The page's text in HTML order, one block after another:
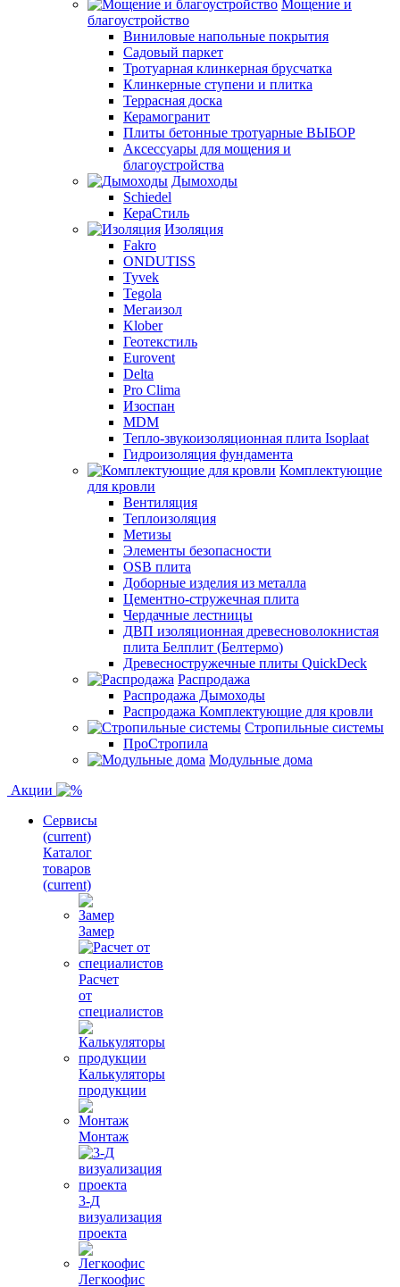
Мощение и
благоустройство
Виниловые напольные покрытия
Садовый паркет
Тротуарная клинкерная брусчатка
Клинкерные ступени и плитка
Террасная доска
Керамогранит
Плиты бетонные тротуарные ВЫБОР
Аксессуары для мощения и
благоустройства
Дымоходы
Schiedel
КераСтиль
Изоляция
Fakro
ONDUTISS
Tyvek
Tegola
Мегаизол
Klober
Геотекстиль
Eurovent
Delta
Pro Clima
Изоспан
MDM
Тепло-звукоизоляционная плита Isoplaat
Гидроизоляция фундамента
Комплектующие
для кровли
Вентиляция
Теплоизоляция
Метизы
Элементы безопасности
OSB плита
Доборные изделия из металла
Цементно-стружечная плита
Чердачные лестницы
ДВП изоляционная древесноволокнистая
плита Белплит (Белтермо)
Древесностружечные плиты QuickDeck
Распродажа
Распродажа Дымоходы
Распродажа Комплектующие для кровли
Стропильные системы
ПроСтропила
Модульные дома
Акции
Сервисы
(current)
Каталог
товаров
(current)
Замер
Расчет
от
специалистов
Калькуляторы
продукции
Монтаж
3-Д
визуализация
проекта
Легкоофис